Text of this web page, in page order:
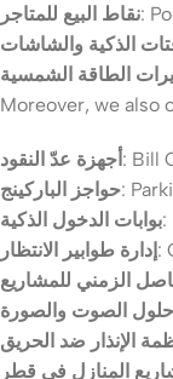
نقاط البيع للمتاجر:
الذكية والشاشات
الطاقة الشمسية
Moreover, we also
أجهزة عدّ النقود: Bill
حواجز الباركينج:
بوابات الدخول الذكية:
إدارة طوابير الانتظار:
الزمني للمشاريع
حلول الصوت والصورة
الإنذار ضد الحريق
المنازل في قطر